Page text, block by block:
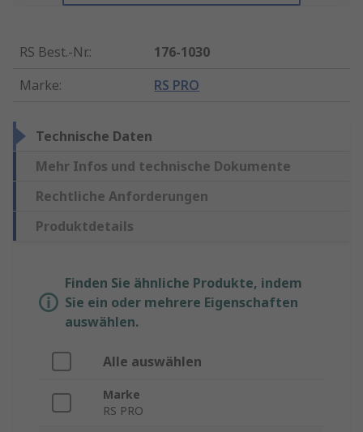
RS Best.-Nr.:
176-1030
Marke: RS PRO
Technische Daten
Mehr Infos und technische Dokumente
Rechtliche Anforderungen
Produktdetails
Finden Sie ähnliche Produkte, indem
Sie ein oder mehrere Eigenschaften
auswählen.
Alle auswählen
Marke
RS PRO